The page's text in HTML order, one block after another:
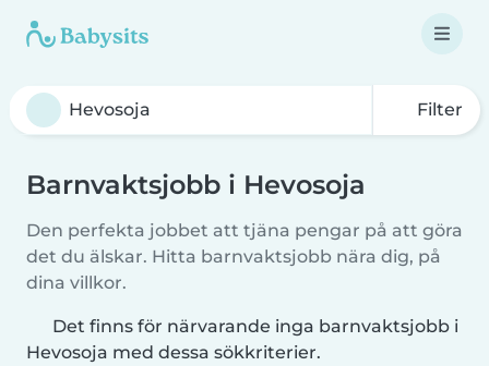
Filter
Barnvaktsjobb i Hevosoja
Den perfekta jobbet att tjäna pengar på att göra
det du älskar. Hitta barnvaktsjobb nära dig, på
dina villkor.
Det finns för närvarande inga barnvaktsjobb i
Hevosoja med dessa sökkriterier.